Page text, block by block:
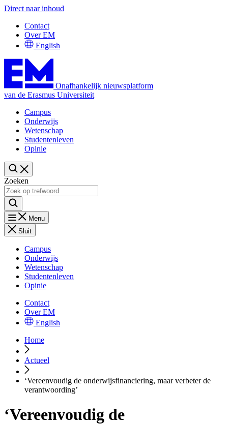
Direct naar inhoud
Contact
Over EM
English
Onafhankelijk nieuwsplatform
van de Erasmus Universiteit
Campus
Onderwijs
Wetenschap
Studentenleven
Opinie
Zoeken
Menu
Sluit
Campus
Onderwijs
Wetenschap
Studentenleven
Opinie
Contact
Over EM
English
Home
Actueel
‘Vereenvoudig de onderwijsfinanciering, maar verbeter de
verantwoording’
‘Vereenvoudig de